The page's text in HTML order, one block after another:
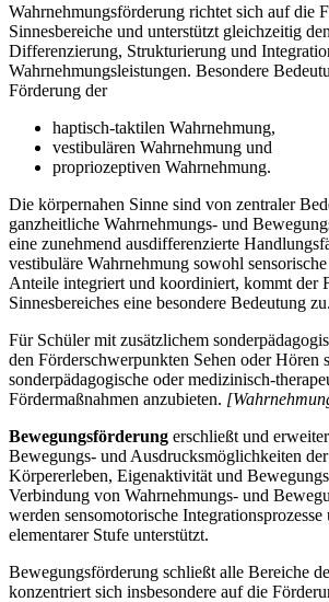
Wahrnehmungsförderung richtet sich auf die
Sinnesbereiche und unterstützt gleichzeitig
Differenzierung, Strukturierung und
Wahrnehmungsleistungen. Besondere
Förderung der
haptisch-taktilen Wahrnehmung,
vestibulären Wahrnehmung und
propriozeptiven Wahrnehmung.
Die körpernahen Sinne sind von zentraler
ganzheitliche Wahrnehmungs- und
eine zunehmend ausdifferenzierte
vestibuläre Wahrnehmung sowohl
Anteile integriert und koordiniert, kommt der
Sinnesbereiches eine besondere Bedeutung zu.
Für Schüler mit zusätzlichem
den Förderschwerpunkten Sehen oder Hören
sonderpädagogische oder medizinisch-
Fördermaßnahmen anzubieten.
Bewegungsförderung erschließt und
Bewegungs- und Ausdrucksmöglichkeiten
Körpererleben, Eigenaktivität und
Verbindung von Wahrnehmungs- und
werden sensomotorische
elementarer Stufe unterstützt.
Bewegungsförderung schließt alle Bereiche
konzentriert sich insbesondere auf die